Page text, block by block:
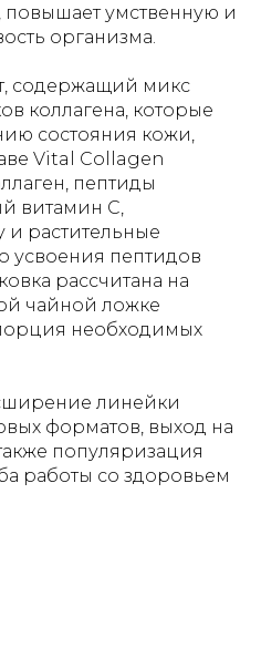
повышает умственную и
организма.
содержащий микс
коллагена, которые
состояния кожи,
Vital Collagen
пептиды
витамин С,
и растительные
усвоения пептидов
рассчитана на
чайной ложке
необходимых
линейки
форматов, выход на
популяризация
работы со здоровьем